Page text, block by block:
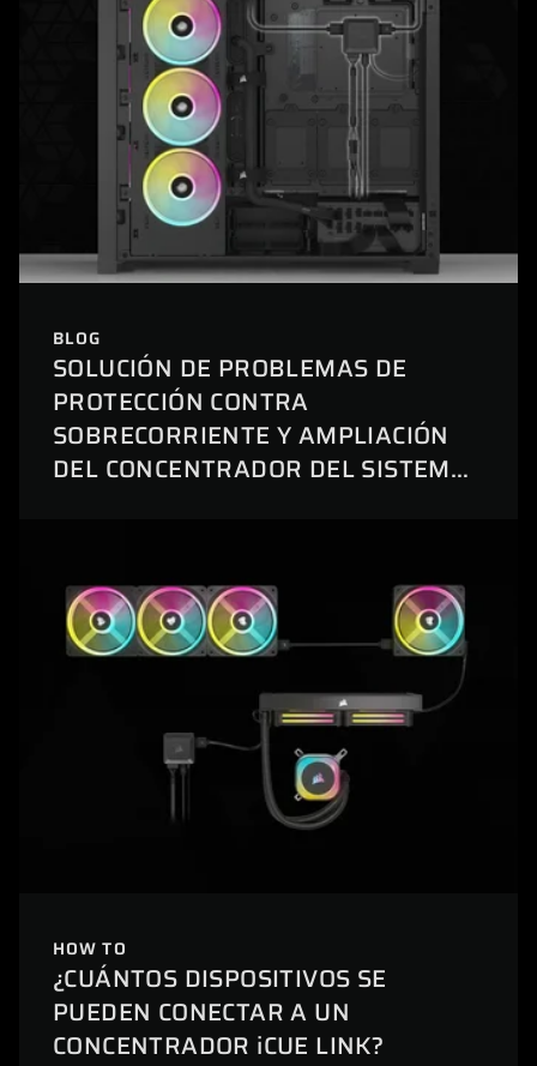
BLOG
SOLUCIÓN DE PROBLEMAS DE
PROTECCIÓN CONTRA
SOBRECORRIENTE Y AMPLIACIÓN
DEL CONCENTRADOR DEL SISTEMA
HOW TO
¿CUÁNTOS DISPOSITIVOS SE
PUEDEN CONECTAR A UN
CONCENTRADOR iCUE LINK?